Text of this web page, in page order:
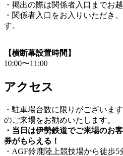
・掲出の際は関係者入口までお
・関係者入口をお入りいただき
す。
【横断幕設置時間】
10:00〜11:00
アクセス
・駐車場台数に限りがございま
のご来場をお勧めいたします。
・当日は伊勢鉄道でご来場のお
券がもらえる！
・AGF鈴鹿陸上競技場から徒歩5